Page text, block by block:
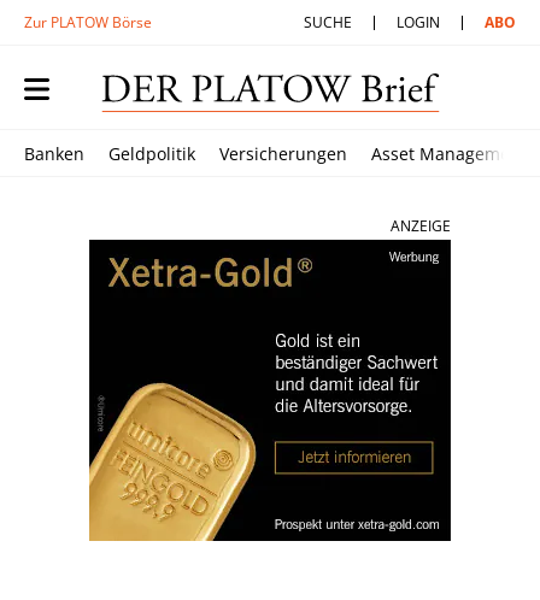
Zur PLATOW Börse SUCHE LOGIN ABO
Banken Geldpolitik Versicherungen Asset Management
ANZEIGE